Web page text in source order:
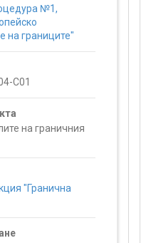
№1,
на границите"
C01
на граничния
"Гранична